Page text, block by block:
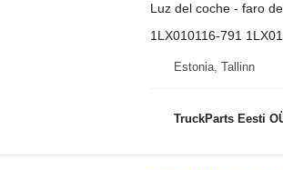
Luz del coche - faro
1LX010116-791
Estonia, Tallinn
TruckParts Eesti